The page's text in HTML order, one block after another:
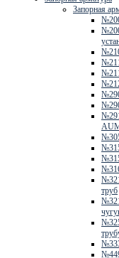
Запорная
труб